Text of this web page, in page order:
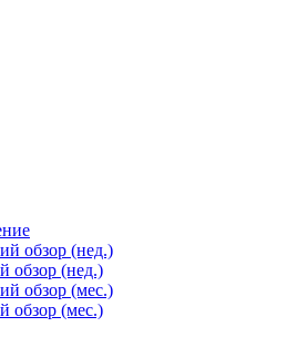
обзор (нед.)
обзор (нед.)
обзор (мес.)
обзор (мес.)